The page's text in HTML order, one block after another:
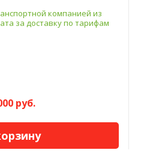
компанией из
за доставку по тарифам
руб.